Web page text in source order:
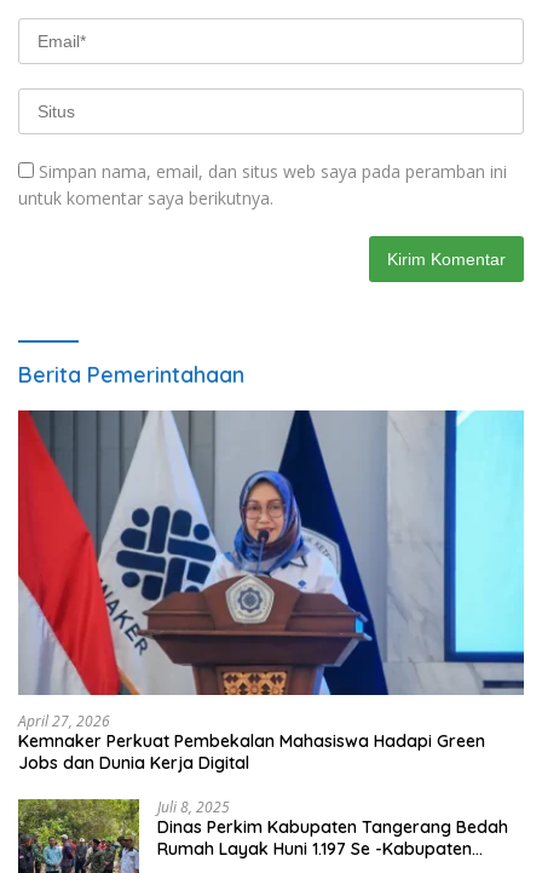
Simpan nama, email, dan situs web saya pada peramban ini
untuk komentar saya berikutnya.
Berita Pemerintahaan
April 27, 2026
Kemnaker Perkuat Pembekalan Mahasiswa Hadapi Green
Jobs dan Dunia Kerja Digital
Juli 8, 2025
Dinas Perkim Kabupaten Tangerang Bedah
Rumah Layak Huni 1.197 Se -Kabupaten